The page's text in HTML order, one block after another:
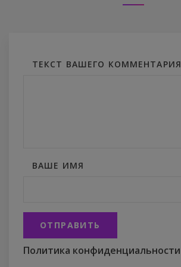
ТЕКСТ ВАШЕГО КОММЕНТАРИЯ
ВАШЕ ИМЯ
ОТПРАВИТЬ
Политика конфиденциальности